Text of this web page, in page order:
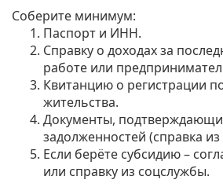
Соберите минимум:
Паспорт и ИНН.
Справку о доходах за
работе или
Квитанцию о регистрации
жительства.
Документы,
задолженностей (справка из
Если берёте субсидию –
или справку из соцслужбы.